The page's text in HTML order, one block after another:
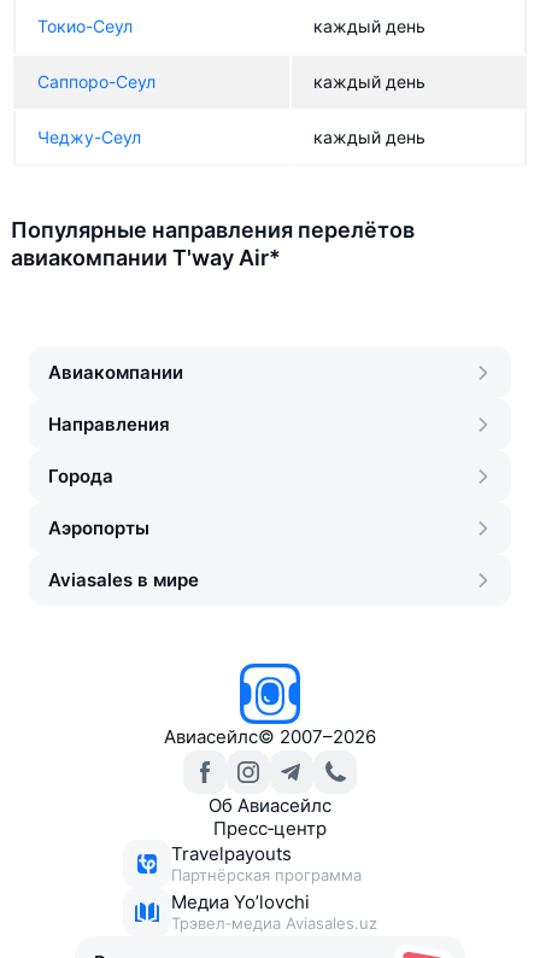
Токио-Сеул каждый день
Саппоро-Сеул каждый день
Чеджу-Сеул каждый день
Популярные направления перелётов
авиакомпании T'way Air*
Авиакомпании
Направления
Города
Аэропорты
Aviasales в мире
Авиасейлс© 2007–2026
Об Авиасейлс
Пресс‑центр
Travelpayouts
Партнёрская программа
Медиа Yo’lovchi
Трэвел‑медиа Aviasales.uz